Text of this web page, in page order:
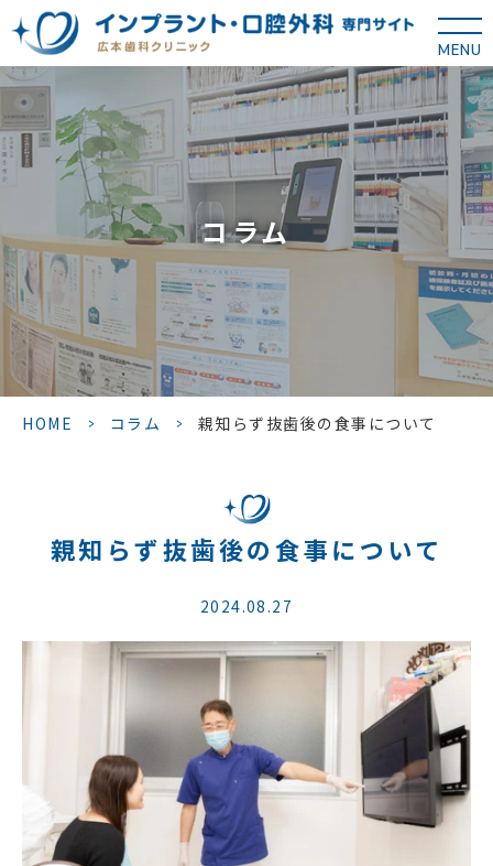
MENU
コラム
HOME > コラム > 親知らず抜歯後の食事について
親知らず抜歯後の食事について
2024.08.27